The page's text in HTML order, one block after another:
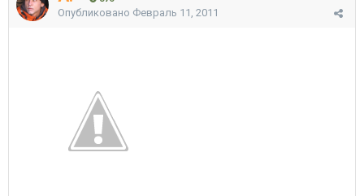
Опубликовано Февраль 11, 2011